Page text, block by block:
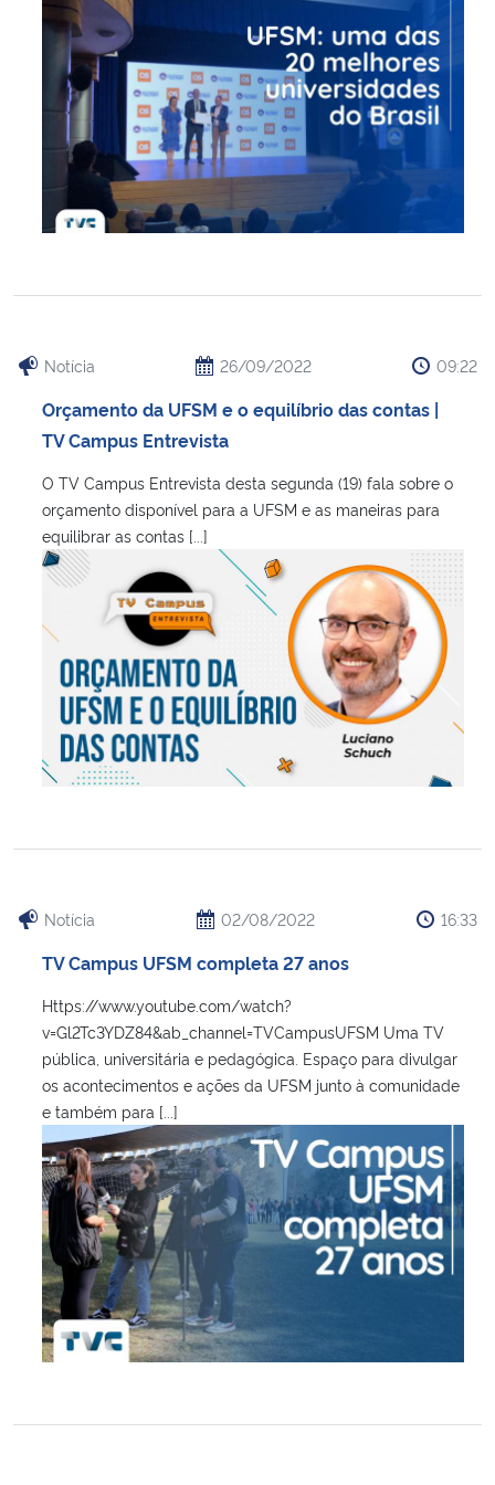
Notícia 26/09/2022 09:22
Orçamento da UFSM e o equilíbrio das contas |
TV Campus Entrevista
O TV Campus Entrevista desta segunda (19) fala sobre o
orçamento disponível para a UFSM e as maneiras para
equilibrar as contas [...]
Notícia 02/08/2022 16:33
TV Campus UFSM completa 27 anos
Https://www.youtube.com/watch?
v=Gl2Tc3YDZ84&ab_channel=TVCampusUFSM Uma TV
pública, universitária e pedagógica. Espaço para divulgar
os acontecimentos e ações da UFSM junto à comunidade
e também para [...]